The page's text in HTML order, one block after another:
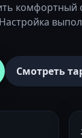
комфортный
Смотреть